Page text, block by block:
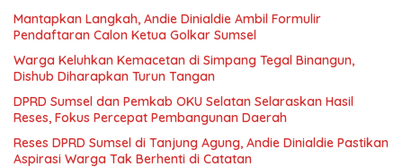
Mantapkan Langkah, Andie Dinialdie Ambil Formulir
Pendaftaran Calon Ketua Golkar Sumsel
Warga Keluhkan Kemacetan di Simpang Tegal Binangun,
Dishub Diharapkan Turun Tangan
DPRD Sumsel dan Pemkab OKU Selatan Selaraskan Hasil
Reses, Fokus Percepat Pembangunan Daerah
Reses DPRD Sumsel di Tanjung Agung, Andie Dinialdie Pastikan
Aspirasi Warga Tak Berhenti di Catatan